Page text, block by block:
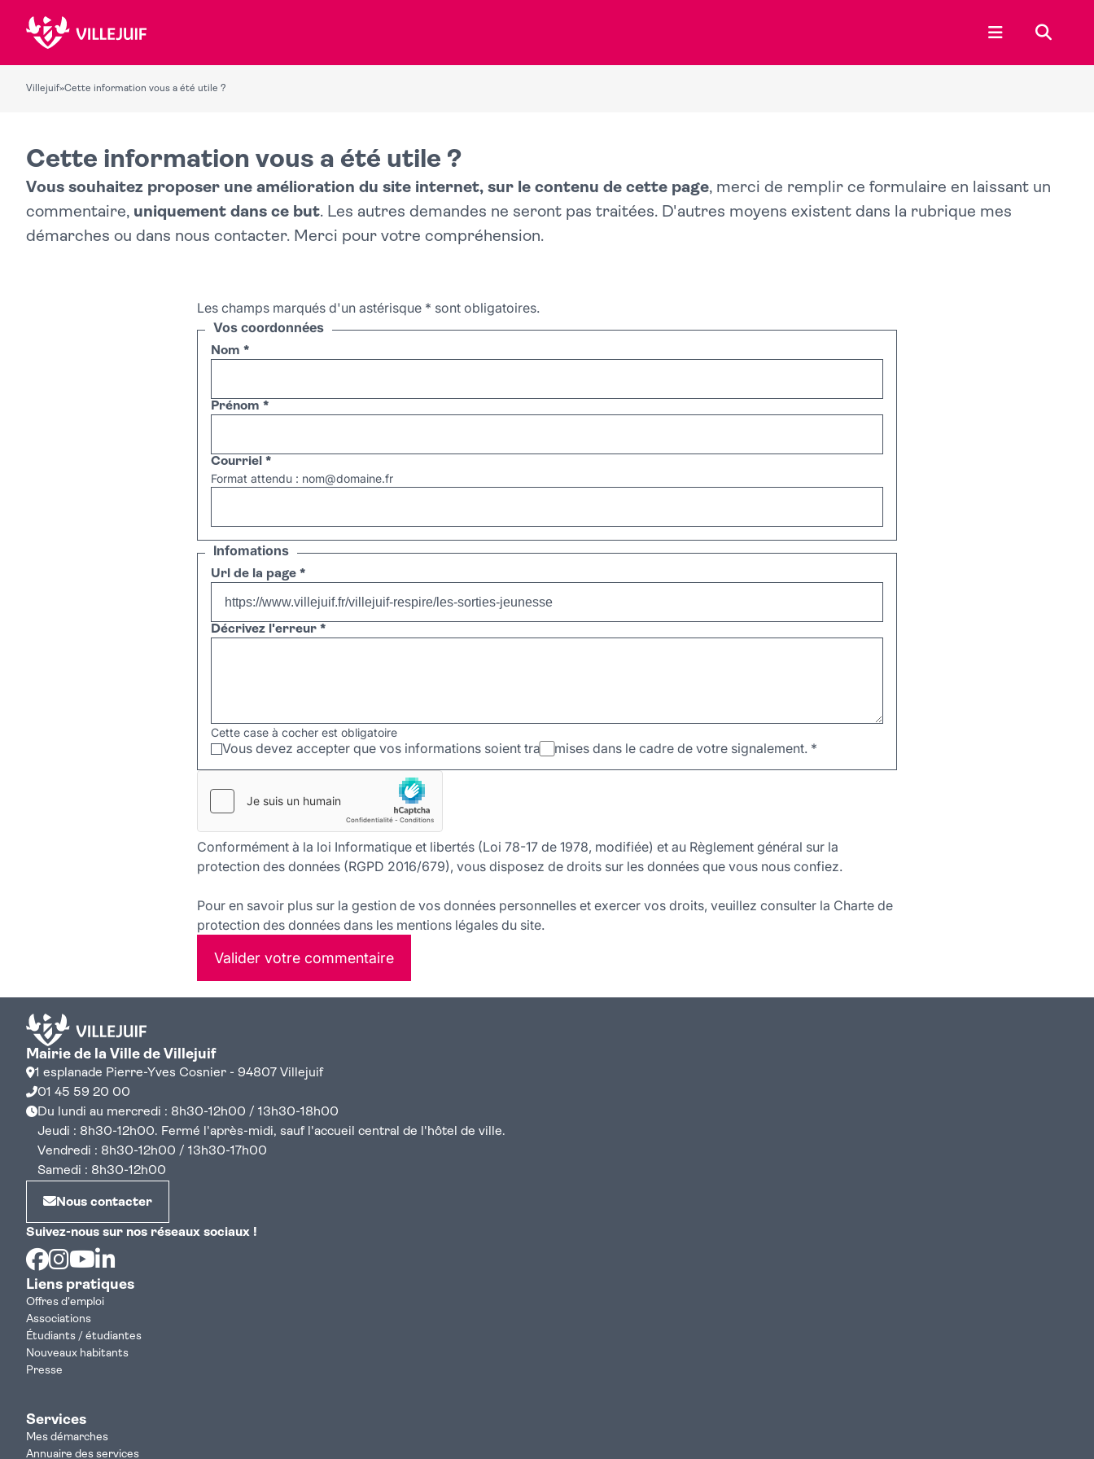
Ouvrir le menu
Villejuif»Cette information vous a été utile ?
Cette information vous a été utile ?
Vous souhaitez proposer une amélioration du site internet, sur le contenu de cette page, merci de remplir ce formulaire en laissant un
commentaire, uniquement dans ce but. Les autres demandes ne seront pas traitées. D'autres moyens existent dans la rubrique mes
démarches ou dans nous contacter. Merci pour votre compréhension.
Les champs marqués d'un astérisque * sont obligatoires.
Vos coordonnées
Nom *
Prénom *
Courriel *
Format attendu : nom@domaine.fr
Infomations
Url de la page *
Décrivez l'erreur *
Cette case à cocher est obligatoire
Vous devez accepter que vos informations soient transmises dans le cadre de votre signalement. *
Conformément à la loi Informatique et libertés (Loi 78-17 de 1978, modifiée) et au Règlement général sur la
protection des données (RGPD 2016/679), vous disposez de droits sur les données que vous nous confiez.
Pour en savoir plus sur la gestion de vos données personnelles et exercer vos droits, veuillez consulter la Charte de
protection des données dans les mentions légales du site.
Valider votre commentaire
Mairie de la Ville de Villejuif
1 esplanade Pierre-Yves Cosnier - 94807 Villejuif
01 45 59 20 00
Du lundi au mercredi : 8h30-12h00 / 13h30-18h00
Jeudi : 8h30-12h00. Fermé l'après-midi, sauf l'accueil central de l'hôtel de ville.
Vendredi : 8h30-12h00 / 13h30-17h00
Samedi : 8h30-12h00
Nous contacter
Suivez-nous sur nos réseaux sociaux !
Facebook
Instagram
Youtube
Liens pratiques
Offres d'emploi
Associations
Étudiants / étudiantes
Nouveaux habitants
Presse
Services
Mes démarches
Annuaire des services